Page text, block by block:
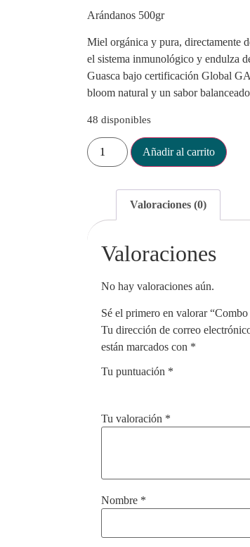
Arándanos 500gr
Miel orgánica y pura, directamente
el sistema inmunológico y endulza
Guasca bajo certificación Global
bloom natural y un sabor
48 disponibles
Añadir al carrito
Valoraciones (0)
Valoraciones
No hay valoraciones aún.
Sé el primero en valorar
Tu dirección de correo
están marcados con *
Tu puntuación *
Tu valoración *
Nombre *